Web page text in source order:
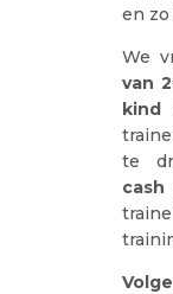
en
We
van
kind
te
cash